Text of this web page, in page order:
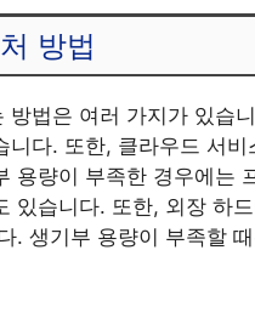
방법
법은 여러 가지가 있습
다. 또한, 클라우드 서
용량이 부족한 경우에는
있습니다. 또한, 외장 하
. 생기부 용량이 부족할